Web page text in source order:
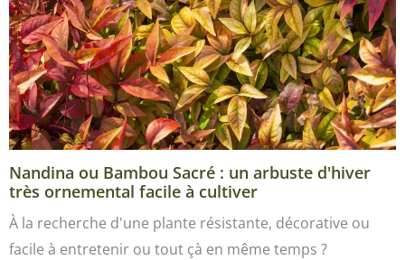
Nandina ou Bambou Sacré : un arbuste d'hiver
très ornemental facile à cultiver
À la recherche d'une plante résistante, décorative ou
facile à entretenir ou tout çà en même temps ?